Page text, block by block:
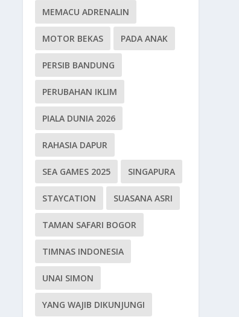
MEMACU ADRENALIN
MOTOR BEKAS PADA ANAK
PERSIB BANDUNG
PERUBAHAN IKLIM
PIALA DUNIA 2026
RAHASIA DAPUR
SEA GAMES 2025 SINGAPURA
STAYCATION SUASANA ASRI
TAMAN SAFARI BOGOR
TIMNAS INDONESIA
UNAI SIMON
YANG WAJIB DIKUNJUNGI